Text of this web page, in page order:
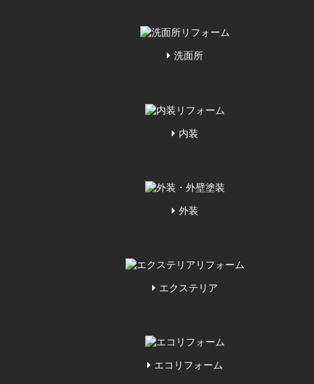
洗面所
内装
外装
エクステリア
エコリフォーム